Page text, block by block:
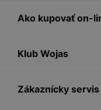
Ako kupovať on-
Klub Wojas
Zákaznícky servis